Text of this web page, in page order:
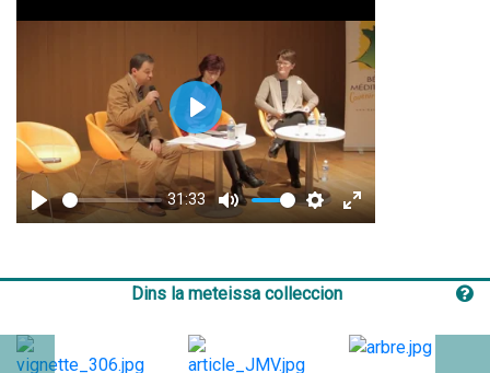
Play
31:33
Mute Settings
Enter
Play
Dins la meteissa colleccion